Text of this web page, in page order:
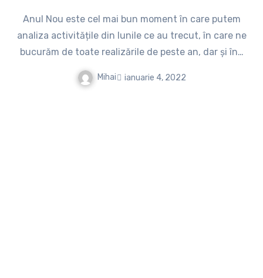
Anul Nou este cel mai bun moment în care putem
analiza activitățile din lunile ce au trecut, în care ne
bucurăm de toate realizările de peste an, dar și în…
Mihai ianuarie 4, 2022